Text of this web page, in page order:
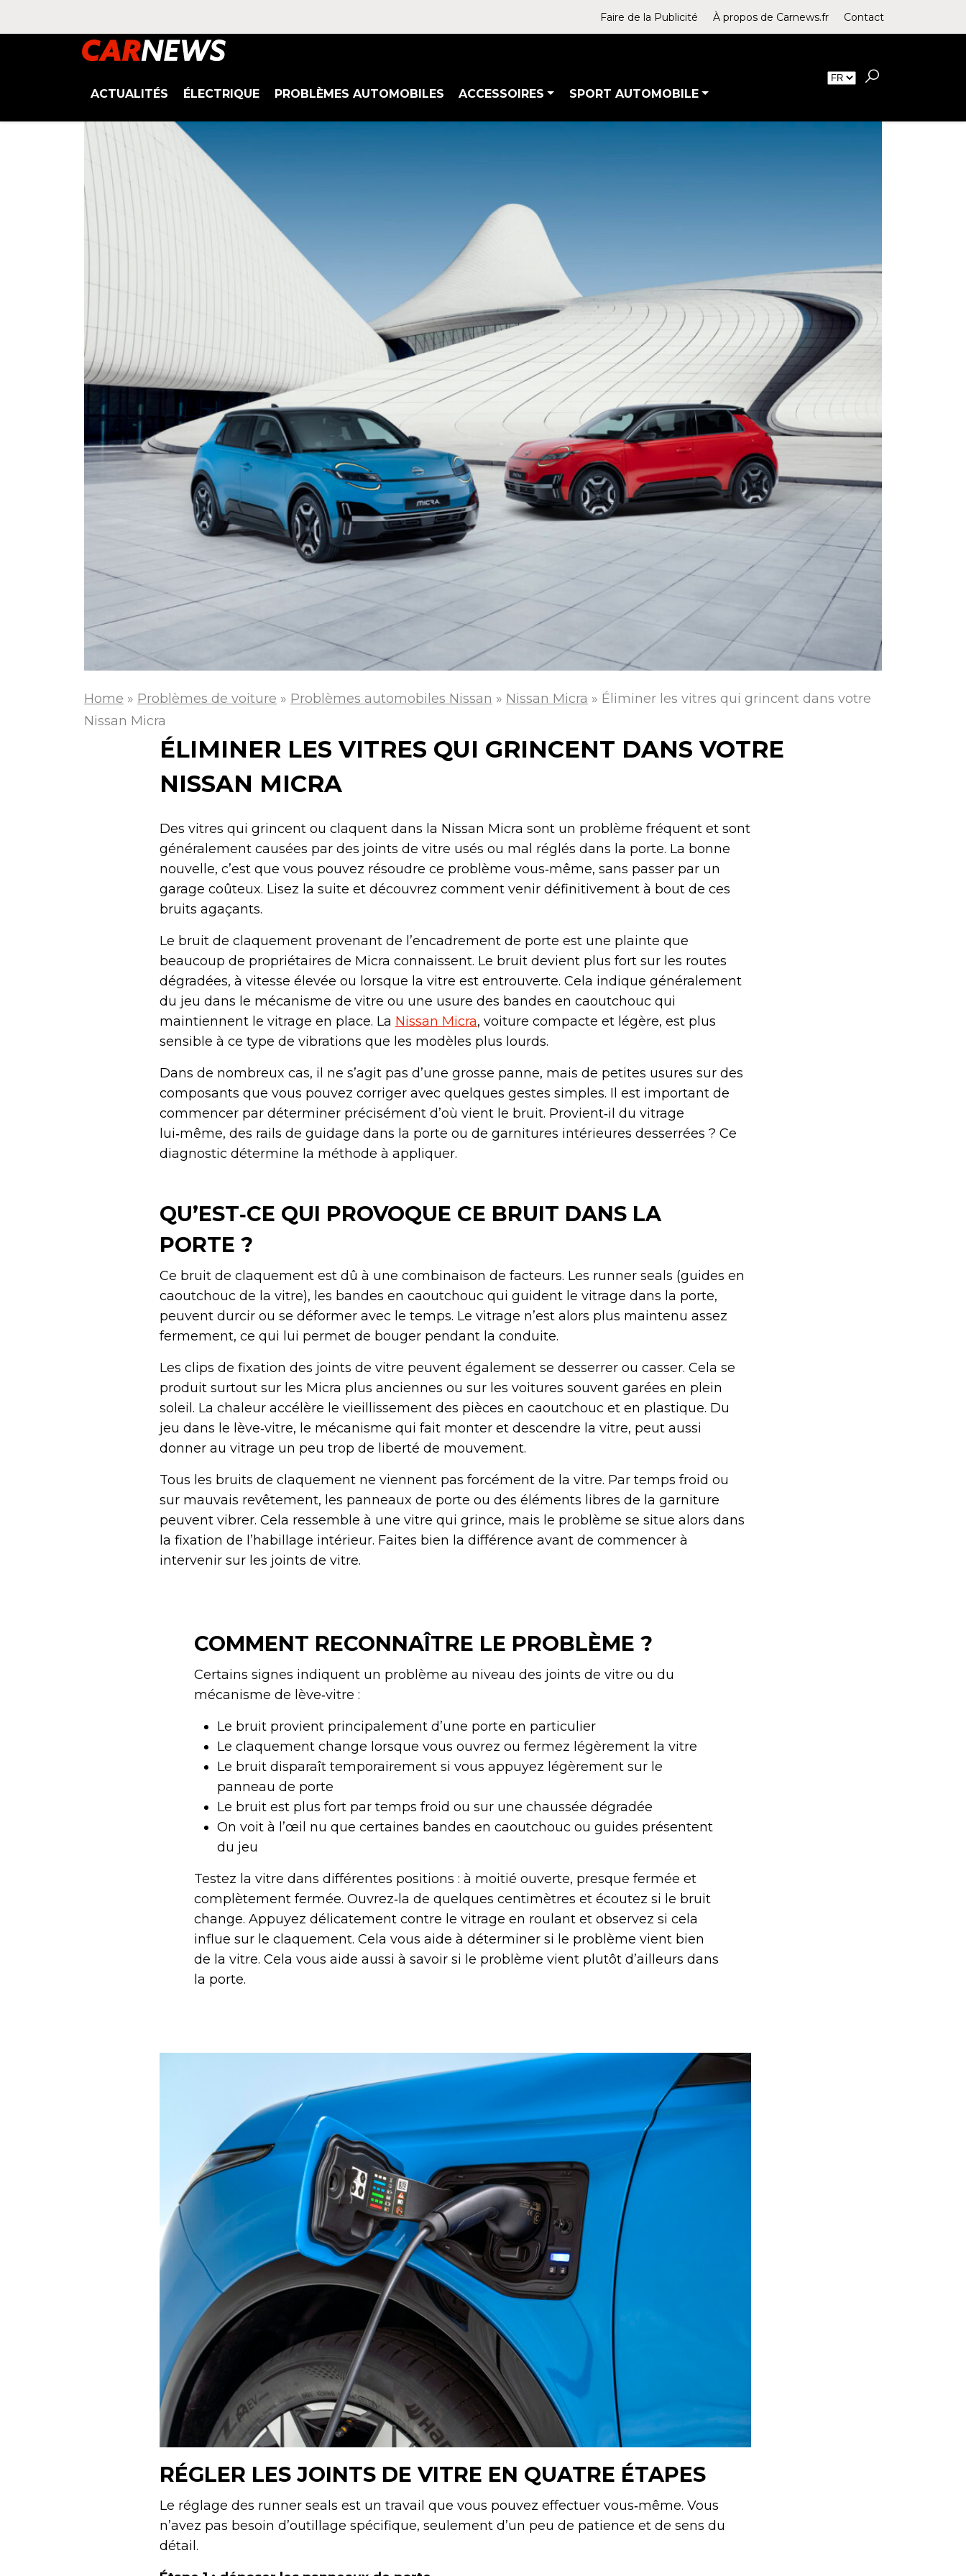
Faire de la Publicité À propos de Carnews.fr Contact
ACTUALITÉS ÉLECTRIQUE PROBLÈMES AUTOMOBILES ACCESSOIRES SPORT AUTOMOBILE
Home » Problèmes de voiture » Problèmes automobiles Nissan » Nissan Micra » Éliminer les vitres qui grincent dans votre
Nissan Micra
ÉLIMINER LES VITRES QUI GRINCENT DANS VOTRE
NISSAN MICRA
Des vitres qui grincent ou claquent dans la Nissan Micra sont un problème fréquent et sont
généralement causées par des joints de vitre usés ou mal réglés dans la porte. La bonne
nouvelle, c’est que vous pouvez résoudre ce problème vous‑même, sans passer par un
garage coûteux. Lisez la suite et découvrez comment venir définitivement à bout de ces
bruits agaçants.
Le bruit de claquement provenant de l’encadrement de porte est une plainte que
beaucoup de propriétaires de Micra connaissent. Le bruit devient plus fort sur les routes
dégradées, à vitesse élevée ou lorsque la vitre est entrouverte. Cela indique généralement
du jeu dans le mécanisme de vitre ou une usure des bandes en caoutchouc qui
maintiennent le vitrage en place. La Nissan Micra, voiture compacte et légère, est plus
sensible à ce type de vibrations que les modèles plus lourds.
Dans de nombreux cas, il ne s’agit pas d’une grosse panne, mais de petites usures sur des
composants que vous pouvez corriger avec quelques gestes simples. Il est important de
commencer par déterminer précisément d’où vient le bruit. Provient‑il du vitrage
lui‑même, des rails de guidage dans la porte ou de garnitures intérieures desserrées ? Ce
diagnostic détermine la méthode à appliquer.
QU’EST‑CE QUI PROVOQUE CE BRUIT DANS LA
PORTE ?
Ce bruit de claquement est dû à une combinaison de facteurs. Les runner seals (guides en
caoutchouc de la vitre), les bandes en caoutchouc qui guident le vitrage dans la porte,
peuvent durcir ou se déformer avec le temps. Le vitrage n’est alors plus maintenu assez
fermement, ce qui lui permet de bouger pendant la conduite.
Les clips de fixation des joints de vitre peuvent également se desserrer ou casser. Cela se
produit surtout sur les Micra plus anciennes ou sur les voitures souvent garées en plein
soleil. La chaleur accélère le vieillissement des pièces en caoutchouc et en plastique. Du
jeu dans le lève‑vitre, le mécanisme qui fait monter et descendre la vitre, peut aussi
donner au vitrage un peu trop de liberté de mouvement.
Tous les bruits de claquement ne viennent pas forcément de la vitre. Par temps froid ou
sur mauvais revêtement, les panneaux de porte ou des éléments libres de la garniture
peuvent vibrer. Cela ressemble à une vitre qui grince, mais le problème se situe alors dans
la fixation de l’habillage intérieur. Faites bien la différence avant de commencer à
intervenir sur les joints de vitre.
COMMENT RECONNAÎTRE LE PROBLÈME ?
Certains signes indiquent un problème au niveau des joints de vitre ou du
mécanisme de lève‑vitre :
Le bruit provient principalement d’une porte en particulier
Le claquement change lorsque vous ouvrez ou fermez légèrement la vitre
Le bruit disparaît temporairement si vous appuyez légèrement sur le
panneau de porte
Le bruit est plus fort par temps froid ou sur une chaussée dégradée
On voit à l’œil nu que certaines bandes en caoutchouc ou guides présentent
du jeu
Testez la vitre dans différentes positions : à moitié ouverte, presque fermée et
complètement fermée. Ouvrez‑la de quelques centimètres et écoutez si le bruit
change. Appuyez délicatement contre le vitrage en roulant et observez si cela
influe sur le claquement. Cela vous aide à déterminer si le problème vient bien
de la vitre. Cela vous aide aussi à savoir si le problème vient plutôt d’ailleurs dans
la porte.
RÉGLER LES JOINTS DE VITRE EN QUATRE ÉTAPES
Le réglage des runner seals est un travail que vous pouvez effectuer vous‑même. Vous
n’avez pas besoin d’outillage spécifique, seulement d’un peu de patience et de sens du
détail.